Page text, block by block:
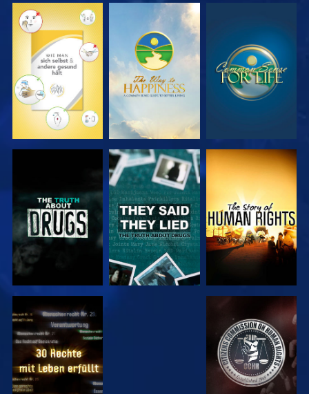
ANSEHEN ANSEHEN ANSEHEN
ANSEHEN ANSEHEN
ANSEHEN ANSEHEN